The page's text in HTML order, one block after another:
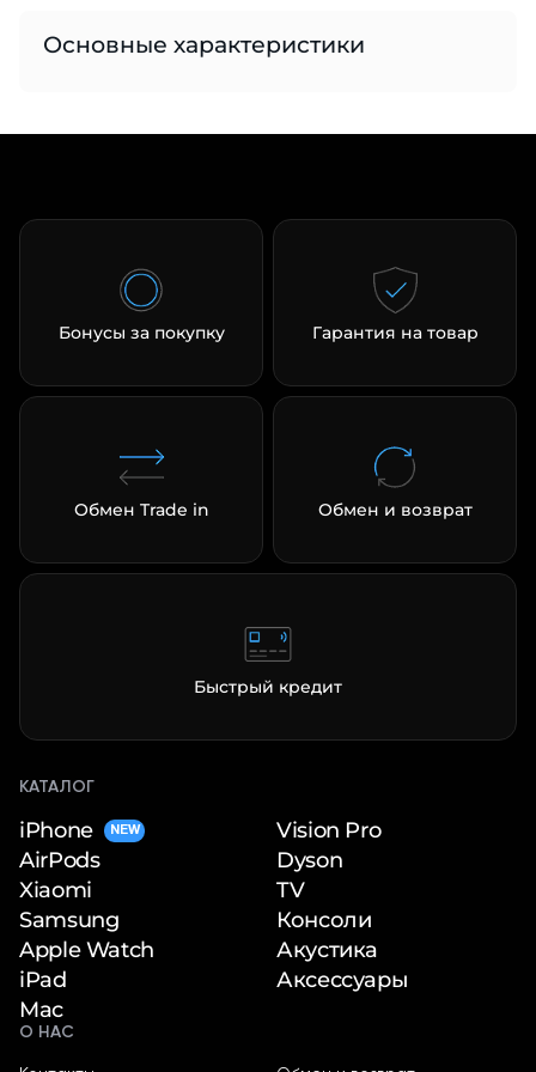
Основные характеристики
Бонусы за покупку Гарантия на товар
Обмен Trade in Обмен и возврат
Быстрый кредит
КАТАЛОГ
iPhone NEW
AirPods
Xiaomi
Samsung
Apple Watch
iPad
Mac
Vision Pro
Dyson
TV
Консоли
Акустика
Аксессуары
О НАС